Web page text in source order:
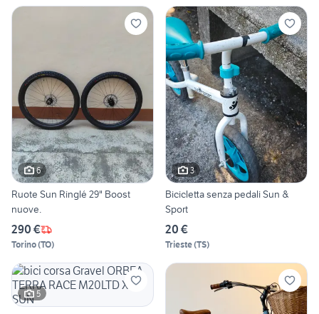
6
Ruote Sun Ringlé 29" Boost
nuove.
290 €
Torino(TO)
3
Bicicletta senza pedali Sun &
Sport
20 €
Trieste(TS)
5